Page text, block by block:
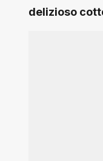
delizioso